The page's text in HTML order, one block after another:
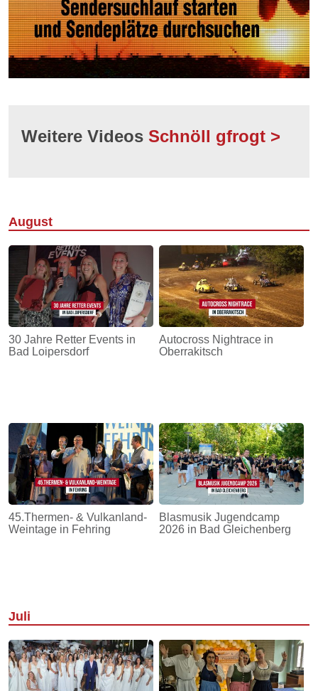
Weitere Videos Schnöll gfrogt >
August
30 Jahre Retter Events in
Bad Loipersdorf
Autocross Nightrace in
Oberrakitsch
45.Thermen- & Vulkanland-
Weintage in Fehring
Blasmusik Jugendcamp
2026 in Bad Gleichenberg
Juli